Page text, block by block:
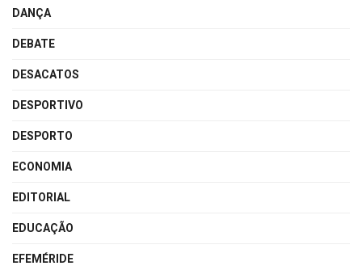
DANÇA
DEBATE
DESACATOS
DESPORTIVO
DESPORTO
ECONOMIA
EDITORIAL
EDUCAÇÃO
EFEMÉRIDE